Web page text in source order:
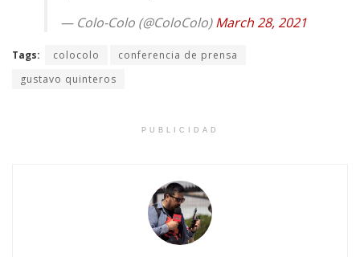
— Colo-Colo (@ColoColo)March 28, 2021
Tags: colocolo
conferencia de prensa
gustavo quinteros
PUBLICIDAD